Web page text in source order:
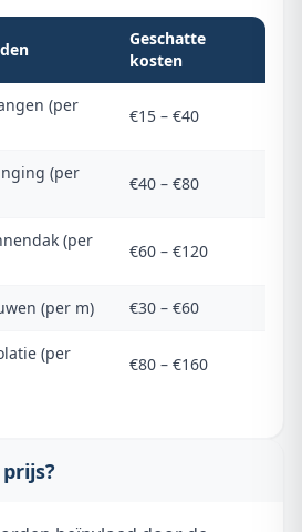
Geschatte
kosten
(per
€15 – €40
(per
€40 – €80
(per
€60 – €120
(per m) €30 – €60
(per
€80 – €160